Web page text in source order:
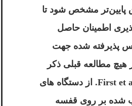
پایین‌تر مشخص شود تا
اطمینان حاصل
پذيرفته شده جهت
مطالعه قبلی ذکر
نشده است، اگرچه First et al. از دستگاه های
بر روی قفسه